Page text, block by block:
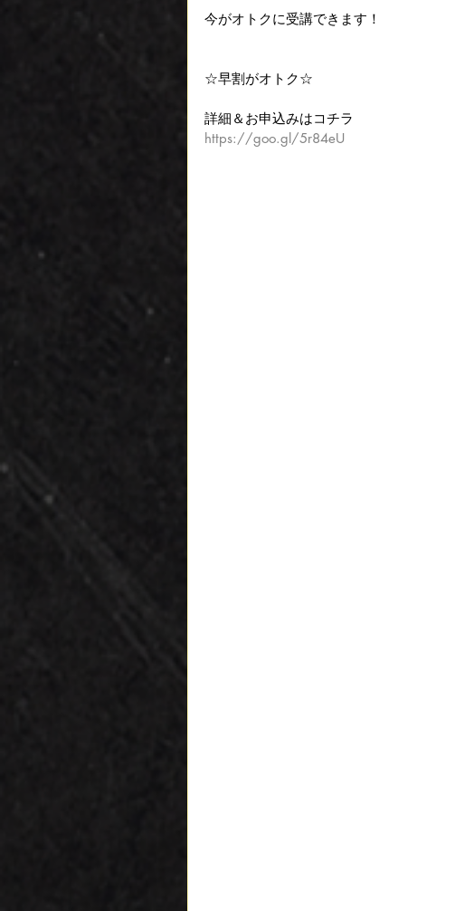
今がオトクに受講できます！
☆早割がオトク☆
詳細＆お申込みはコチラ
https://goo.gl/5r84eU